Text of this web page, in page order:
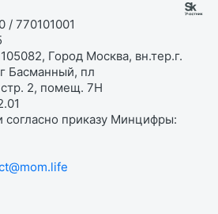
770101001
Город Москва, вн.тер.г.
Басманный, пл
стр. 2, помещ. 7Н
согласно приказу Минцифры: